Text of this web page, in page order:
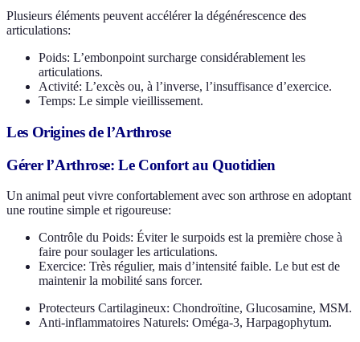
Plusieurs éléments peuvent accélérer la dégénérescence des
articulations:
Poids: L’embonpoint surcharge considérablement les
articulations.
Activité: L’excès ou, à l’inverse, l’insuffisance d’exercice.
Temps: Le simple vieillissement.
Les Origines de l’Arthrose
Gérer l’Arthrose: Le Confort au Quotidien
Un animal peut vivre confortablement avec son arthrose en adoptant
une routine simple et rigoureuse:
Contrôle du Poids: Éviter le surpoids est la première chose à
faire pour soulager les articulations.
Exercice: Très régulier, mais d’intensité faible. Le but est de
maintenir la mobilité sans forcer.
Protecteurs Cartilagineux: Chondroïtine, Glucosamine, MSM.
Anti-inflammatoires Naturels: Oméga-3, Harpagophytum.